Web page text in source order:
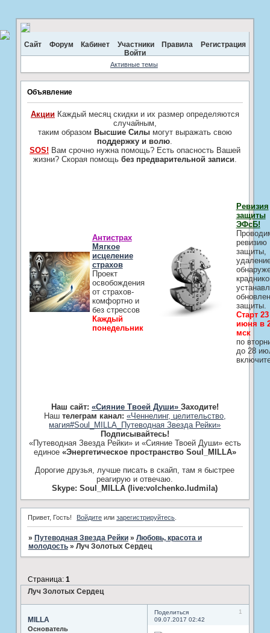
Сайт Форум Кабинет Участники Правила
Регистрация
Войти
Активные темы
Объявление
АкцииКаждый месяц скидки и их размер определяются
случайным,
таким образом Высшие Силымогут выражать свою
поддержку и волю
SOS! Вам срочно нужна помощь? Есть опасность Вашей
жизни? Скорая помощь без предварительной записи
Антистрах
Мягкое
исцеление
страхов
Проект
освобождения
от страхов-
комфортно и
без стрессов
Каждый
понедельник
Ревизия
защиты
ЭФсБ!
ревизию
защиты,
защиты.
Старт 23
июня в
мск
по
до 28
Наш сайт: «Сияние Твоей Души» Заходите!
Наш телеграм канал: «Ченнелинг, целительство,
магия#Soul_MILLA_Путеводная Звезда Рейки»
Подписывайтесь!
«Путеводная Звезда Рейки» и «Сияние Твоей Души» есть
единое «Энергетическое пространство Soul_MILLA»
Дорогие друзья, лучше писать в скайп, там я быстрее
реагирую и отвечаю.
Skype: Soul_MILLA (live:volchenko.ludmila)
Привет, Гость! Войдите илизарегистрируйтесь
» Путеводная Звезда Рейки » Любовь, красота и
молодость » Луч Золотых Сердец
Луч Золотых Сердец
Страница: 1
Поделиться
1
09.07.2017 02:42
MILLA
Основатель